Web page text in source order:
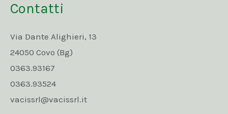
Contatti
Via Dante Alighieri, 13
24050 Covo (Bg)
0363.93167
0363.93524
vacissrl@vacissrl.it